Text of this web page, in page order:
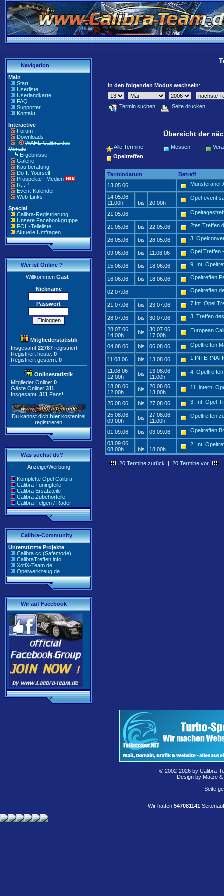
Navigation
Main
Start
Userliste
Userlandkarte
FAQ
Supporter
Kontakt
Interactive
Forum
Downloads
WAHL-Calibra des
Monats
Ergebnisse
Galerie
Kaufberatung
Do-It-Yourself
Prospekte | Medien
R.I.P.
Event-Kalender
Web-Links
Special
Calibra-Registrierung
Unsere Facebookgruppe
FOH-Teileliste
Aktuelle Umfragen
Wer ist Online ?
WillkommenGast!
Nickname
Passwort
Mitgliederstatistik
Insgesamt 22787 registriert!
Registriert heute: 0
Registriert gestern: 0
Onlinestatistik
Mitglieder Online: 0
Gäste Online: 311
Insgesamt: 311 Fans!
Du kannst dich hier kostenfrei
registrieren
Was suchst du?
Anzeige/Werbung
Komplette Opel Calibra
Calibra Tuningteile
Calibra Ersatzteile
Calibra Zubehörteile
Calibra Felgen / Räder
Calibra-Community
Unterstützte Projekte
Calibra.cc (Safemode)
CalibraTreffen.info
XotiX-Team.de
Opelwerkzeug.de
Wir auf Facebook
In den folgenden Modus wechseln:
Termin suchen Seite drucken
Übersicht der
Alle Termine Messen
Opeltreffen
Termindatum
Betreff
13.05.06
Münsteraner
14.05.06
11:00h
bis 20:00h
Opel-event
21.05.06
21.05.06 bis 22.05.06 2tes Treffen
26.05.06 bis 28.05.06 3.
09.06.06 bis 11.06.06 Opel Treffen
15.06.06 bis 18.06.06 9. Int.
16.06.06 bis 18.06.06 Opeltreffen
02.07.06 Opeltreffen
21.07.06 bis 23.07.06 7.Int. Opel
28.07.06 bis 30.07.06 3. Treffen
28.07.06
14:00h
bis
30.07.06
17:00h
European
04.08.06 bis 06.08.06 Opeltreffen
11.08.06 bis 13.08.06
11.08.06
12:00h
bis
13.08.06
11:00h
4.
18.08.06
12:00h
bis
20.08.06
13:00h
11. intern.
25.08.06 bis 27.08.06 3. Int. Opel-
25.08.06
09:00h
bis
27.08.06
11:00h
Opeltreffen
01.09.06 bis 03.09.06 Opeltreffen
03.09.06
08:00h
bis 18:00h
2. Int.
20 Termine zurück | 20 Termine vor
© 2002-2026 by Calibra-
Design by Matze
Seite
Wir hatten 547081141